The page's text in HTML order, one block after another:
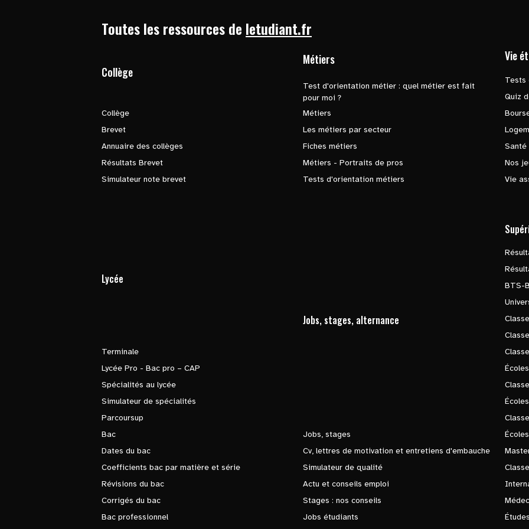
Toutes les ressources de letudiant.fr
Collège
Collège
Brevet
Annuaire des collèges
Résultats Brevet
Simulateur note brevet
Métiers
Test d'orientation métier : quel métier est fait
pour moi ?
Métiers
Les métiers par secteur
Fiches métiers
Métiers - Portraits de pros
Tests d'orientation métiers
Vie
Tests
Quiz
Santé
Nos
Vie
Lycée
Terminale
Lycée Pro - Bac pro – CAP
Spécialités au lycée
Simulateur de spécialités
Parcoursup
Bac
Dates du bac
Coefficients bac par matière et série
Révisions du bac
Corrigés du bac
Bac professionnel
Jobs, stages, alternance
Jobs, stages
Cv, lettres de motivation et entretiens d'embauche
Simulateur de qualité
Actu et conseils emploi
Stages : nos conseils
Jobs étudiants
BTS-